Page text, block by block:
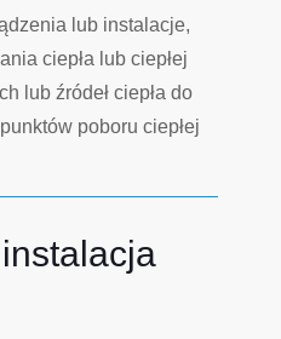
lub instalacje,
ciepła lub ciepłej
lub źródeł ciepła do
poboru ciepłej